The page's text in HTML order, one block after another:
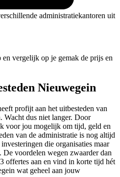
administratiekantoren uit
vergelijk op je gemak de prijs en
Nieuwegein
profijt aan het uitbesteden van
Wacht dus niet langer. Door
voor jou mogelijk om tijd, geld en
van de administratie is nog altijd
die organisaties maar
voordelen wegen zwaarder dan
offertes aan en vind in korte tijd hét
wat geheel aan jouw